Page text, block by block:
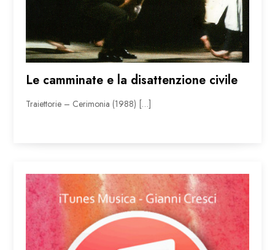
Le camminate e la disattenzione civile
Traiettorie – Cerimonia (1988) […]